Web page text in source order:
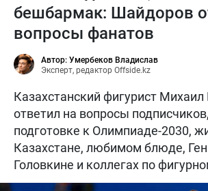
бешбармак: Шайдоров
вопросы фанатов
Автор: Умербеков Владислав
Эксперт, редактор Offside.kz
Казахстанский фигурист
ответил на вопросы
подготовке к Олимпиаде-2030,
Казахстане, любимом блюде,
Головкине и коллегах по